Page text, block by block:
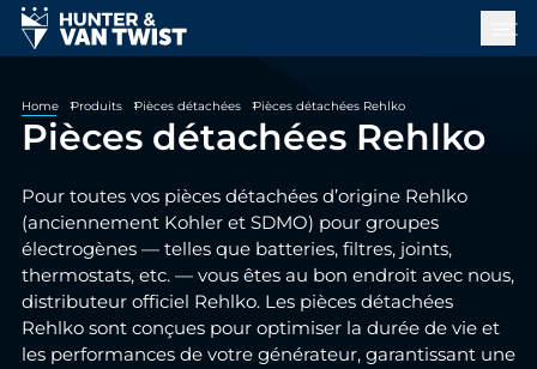
Home Produits Pièces détachées Pièces détachées Rehlko
Pièces détachées Rehlko
Pour toutes vos pièces détachées d’origine Rehlko
(anciennement Kohler et SDMO) pour groupes
électrogènes — telles que batteries, filtres, joints,
thermostats, etc. — vous êtes au bon endroit avec nous,
distributeur officiel Rehlko. Les pièces détachées
Rehlko sont conçues pour optimiser la durée de vie et
les performances de votre générateur, garantissant une